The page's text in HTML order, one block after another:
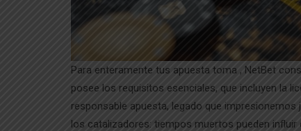
Para enteramente tus apuesta toma , NetBet
posee los requisitos esenciales, que incluyen la
responsable apuesta, legado que
los catalizadores: tiempos muertos pueden